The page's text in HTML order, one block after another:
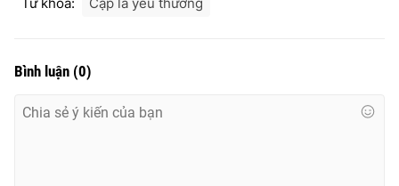
Theo dõi báo trên
Cơ quan chủ quản:Đài Truyền hình Việt Nam
Bình luận (0)